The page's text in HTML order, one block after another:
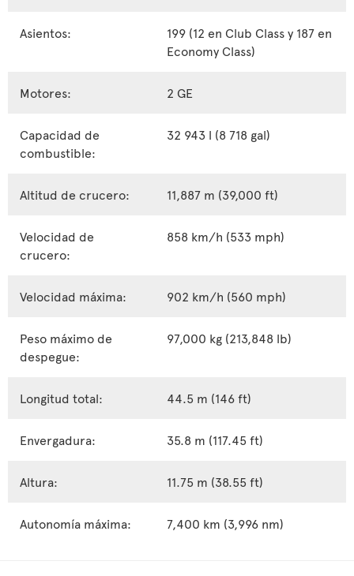
Asientos:
199 (12 en Club Class y 187 en
Economy Class)
Motores: 2 GE
Capacidad de
combustible:
32 943 l (8 718 gal)
Altitud de crucero: 11,887 m (39,000 ft)
Velocidad de
crucero:
858 km/h (533 mph)
Velocidad máxima: 902 km/h (560 mph)
Peso máximo de
despegue:
97,000 kg (213,848 lb)
Longitud total: 44.5 m (146 ft)
Envergadura: 35.8 m (117.45 ft)
Altura: 11.75 m (38.55 ft)
Autonomía máxima: 7,400 km (3,996 nm)